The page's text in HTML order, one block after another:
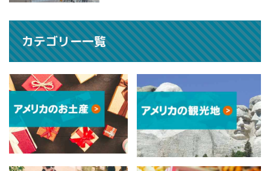
カテゴリー一覧